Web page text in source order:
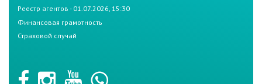
Реестр агентов - 01.07.2026, 15:30
Финансовая грамотность
Страховой случай